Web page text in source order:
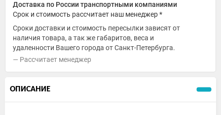
Доставка по России транспортными компаниями
Срок и стоимость рассчитает наш менеджер *
Сроки доставки и стоимость пересылки зависят от
наличия товара, а так же габаритов, веса и
удаленности Вашего города от Санкт-Петербурга.
Рассчитает менеджер
ОПИСАНИЕ